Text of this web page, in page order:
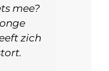
mee?
zich